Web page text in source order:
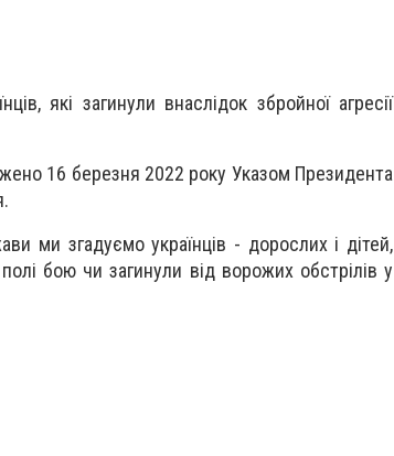
які загинули внаслідок збройної агресії
16 березня 2022 року Указом Президента
ми згадуємо українців - дорослих і дітей,
бою чи загинули від ворожих обстрілів у